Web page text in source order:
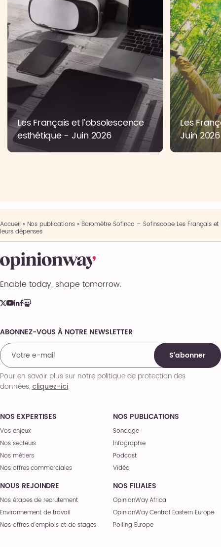
Les Français et l’obsolescence
esthétique - Juin 2026
Les
Juin 2026
Accueil » Nos publications» Baromètre Sofinco – Sofinscope Les Français et
leurs dépenses
Enable today, shape tomorrow.
NOS EXPERTISES
Vos enjeux
Nos secteurs
Nos métiers
Nos offres commerciales
NOS PUBLICATIONS
Sondage
Infographie
Podcast
Vidéo
NOUS REJOINDRE
Nos étapes de recrutement
Environnement de travail
Nos offres d’emplois et de stages
NOS FILIALES
OpinionWay Africa
OpinionWay Central Eastern Europe
Polling Europe
Comments
ABONNEZ-VOUS À NOTRE NEWSLETTER
S'abonner
Pour en savoir plus sur notre politique de protection des
données,cliquez-ici.